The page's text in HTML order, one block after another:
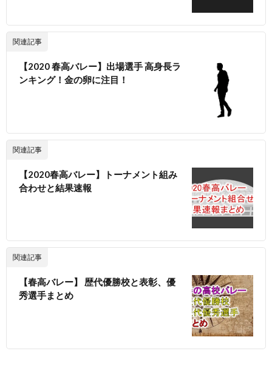
関連記事
【2020 春高バレー】出場選手 高身長ラ
ンキング！金の卵に注目！
関連記事
【2020春高バレー】トーナメント組み
合わせと結果速報
関連記事
【春高バレー】 歴代優勝校と表彰、優
秀選手まとめ